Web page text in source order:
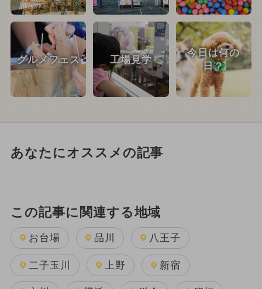
グルメフェス 工場見学
今日は何の
日？
あなたにオススメの記事
この記事に関連する地域
お台場 品川 八王子
二子玉川 上野 新宿